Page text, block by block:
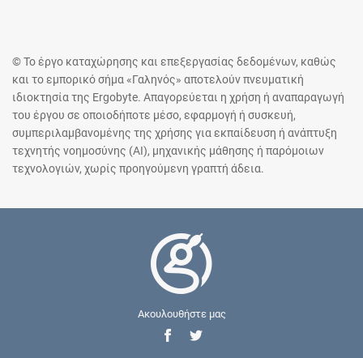
© Το έργο καταχώρησης και επεξεργασίας δεδομένων, καθώς
και το εμπορικό σήμα «Γαληνός» αποτελούν πνευματική
ιδιοκτησία της Ergobyte. Απαγορεύεται η χρήση ή αναπαραγωγή
του έργου σε οποιοδήποτε μέσο, εφαρμογή ή συσκευή,
συμπεριλαμβανομένης της χρήσης για εκπαίδευση ή ανάπτυξη
τεχνητής νοημοσύνης (AI), μηχανικής μάθησης ή παρόμοιων
τεχνολογιών, χωρίς προηγούμενη γραπτή άδεια.
Ακουλουθήστε μας